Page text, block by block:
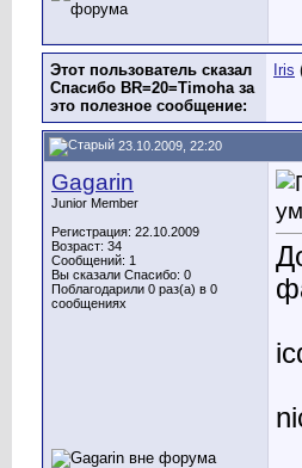
Этот пользователь сказал
Спасибо BR=20=Timoha за
это полезное сообщение:
Iris
23.10.2009, 22:20
Gagarin
Junior Member
Регистрация: 22.10.2009
Возраст: 34
Сообщений: 1
Вы сказали Спасибо: 0
Поблагодарили 0 раз(а) в 0
сообщениях